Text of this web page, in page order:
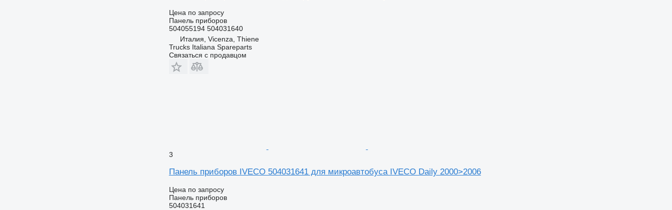
Цена по запросу
Панель приборов
504055194 504031640
Италия, Vicenza, Thiene
Trucks Italiana Spareparts
Связаться с продавцом
3
Панель приборов IVECO 504031641 для микроавтобуса IVECO Daily 2000>2006
Цена по запросу
Панель приборов
504031641